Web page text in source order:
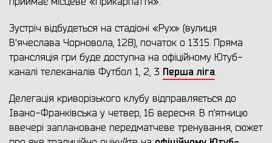
Зустріч відбудеться на стадіоні «Рух» (вулиця
В'ячеслава Чорновола, 128), початок о 13:15. Пряма
трансляція гри буде доступна на офіційному Ютуб-
каналі телеканалів Футбол 1, 2, 3 Перша ліга.
Делегація криворізького клубу відправляється до
Івано-Франківська у четвер, 16 вересня. В п’ятницю
ввечері заплановане передматчеве тренування, сюжет